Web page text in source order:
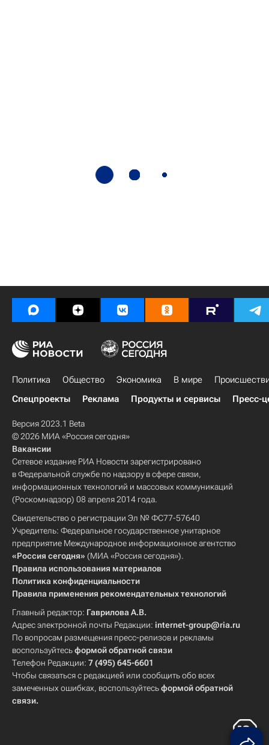
Политика Общество Экономика В мире
Спецпроекты
Реклама Продукты и сервисы Пресс-
Версия 2023.1 Beta
© 2026 МИА «Россия сегодня»
Вакансии
Сетевое издание РИА Новости зарегистрировано
в Федеральной службе по надзору в сфере связи,
информационных технологий и массовых коммуникаций
(Роскомнадзор) 08 апреля 2014 года.
Свидетельство о регистрации Эл № ФС77-57640
Учредитель: Федеральное государственное унитарное
предприятие Международное информационное агентство
«Россия сегодня» (МИА «Россия сегодня»).
Правила использования материалов
Политика конфиденциальности
Правила применения рекомендательных технологий
Главный редактор: Гаврилова А.В.
Адрес электронной почты Редакции: internet-group@ria.ru
По вопросам размещения пресс-релизов и рекламы
воспользуйтесьформой обратной связи
Телефон Редакции: 7 (495) 645-6601
Чтобы связаться с редакцией или сообщить обо всех
замеченных ошибках, воспользуйтесьформой обратной
связи.